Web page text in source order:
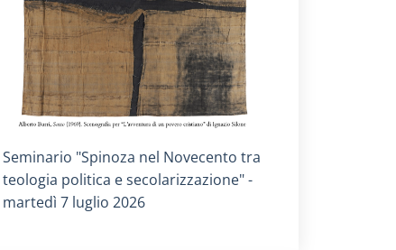
Titolo card:
Seminario "Spinoza nel Novecento tra
teologia politica e secolarizzazione" -
martedì 7 luglio 2026